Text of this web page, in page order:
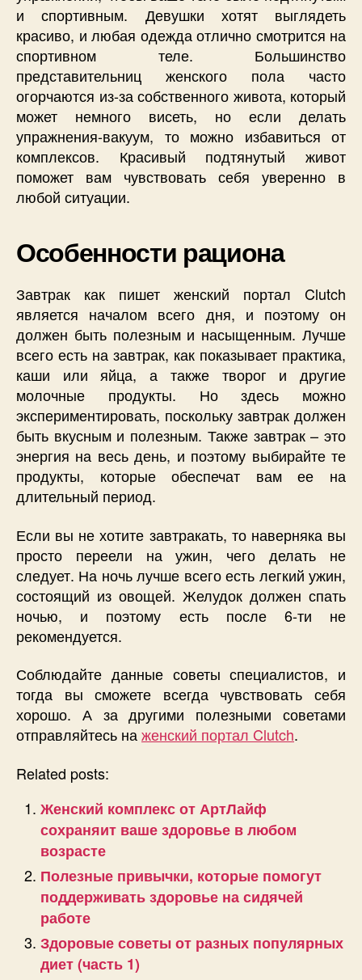
и спортивным. Девушки хотят выглядеть
красиво, и любая одежда отлично смотрится на
спортивном теле. Большинство
представительниц женского пола часто
огорчаются из-за собственного живота, который
может немного висеть, но если делать
упражнения-вакуум, то можно избавиться от
комплексов. Красивый подтянутый живот
поможет вам чувствовать себя уверенно в
любой ситуации.
Особенности рациона
Завтрак как пишет женский портал Clutch
является началом всего дня, и поэтому он
должен быть полезным и насыщенным. Лучше
всего есть на завтрак, как показывает практика,
каши или яйца, а также творог и другие
молочные продукты. Но здесь можно
экспериментировать, поскольку завтрак должен
быть вкусным и полезным. Также завтрак – это
энергия на весь день, и поэтому выбирайте те
продукты, которые обеспечат вам ее на
длительный период.
Если вы не хотите завтракать, то наверняка вы
просто переели на ужин, чего делать не
следует. На ночь лучше всего есть легкий ужин,
состоящий из овощей. Желудок должен спать
ночью, и поэтому есть после 6-ти не
рекомендуется.
Соблюдайте данные советы специалистов, и
тогда вы сможете всегда чувствовать себя
хорошо. А за другими полезными советами
отправляйтесь наженский портал Clutch.
Related posts:
Женский комплекс от АртЛайф
сохраняит ваше здоровье в любом
возрасте
Полезные привычки, которые помогут
поддерживать здоровье на сидячей
работе
Здоровые советы от разных популярных
диет (часть 1)